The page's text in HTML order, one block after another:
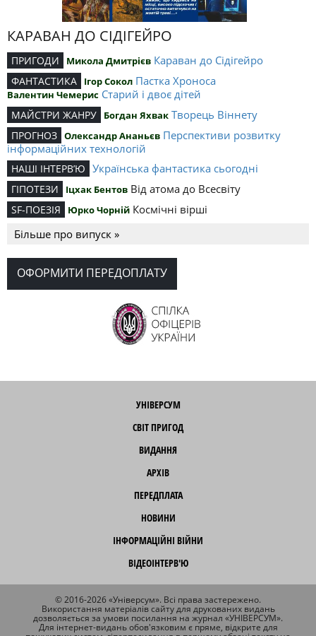
КАРАВАН ДО СІДІГЕЙРО
ПРИГОДИ Микола Дмитрієв Караван до Сідігейро
ФАНТАСТИКА Ігор Сокол Пастка Хроноса
Валентин Чемерис Старий і двоє дітей
МАЙСТРИ ЖАНРУ Богдан Яхвак Творець Віннету
ПРОГНОЗ Олександр Ананьєв Перспективи розвитку
інформаційних технологій
НАШІ ІНТЕРВ’Ю Українська фантастика сьогодні
ГІПОТЕЗИ Іцхак Бентов Від атома до Всесвіту
SF-ПОЕЗІЯ Юрко Чорній Космічні вірші
Більше про випуск »
ОФОРМИТИ ПЕРЕДОПЛАТУ
УНІВЕРСУМ
СВІТ ПРИГОД
ВИДАННЯ
АРХІВ
ПЕРЕДПЛАТА
НОВИНИ
ІНФОРМАЦІЙНІ ВІЙНИ
ВІДЕОІНТЕРВ'Ю
© 2016-2026 «Універсум». Всі права застережено.
Використання матеріалів сайту для друкованих видань
дозволяється за умови посилання на журнал «УНІВЕРСУМ».
Для інтернет-видань обов'язковим є пряме, відкрите для